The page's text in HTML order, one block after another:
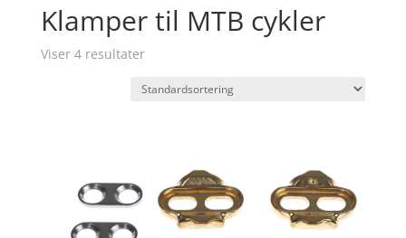
Klamper til MTB cykler
Viser 4 resultater